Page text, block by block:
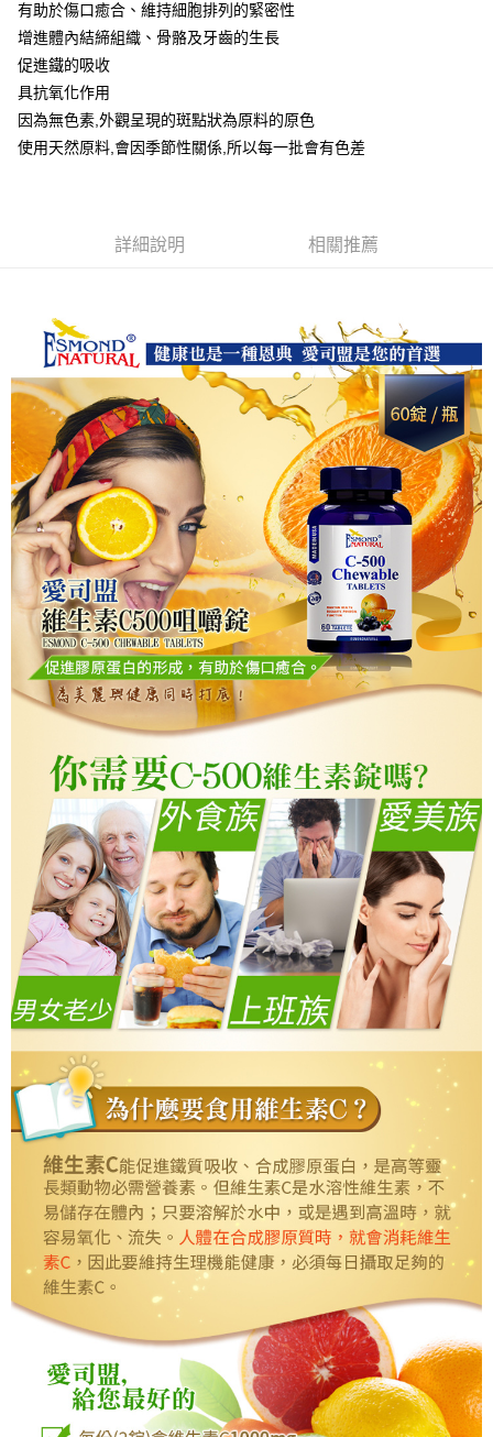
全家取貨付款
每筆NT$60，滿NT$1,000(含以上)免運費
付款後全家取貨
每筆NT$60，滿NT$1,000(含以上)免運費
付款後7-11取貨
每筆NT$120，滿NT$1,000(含以上)免運費
有助於傷口癒合、維持細胞排列的緊密性
增進體內結締組織、骨骼及牙齒的生長
促進鐵的吸收
具抗氧化作用
因為無色素,外觀呈現的斑點狀為原料的原色
使用天然原料,會因季節性關係,所以每一批會有色差
詳細說明 相關推薦